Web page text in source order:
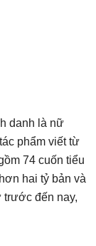
danh là nữ
phẩm viết từ
74 cuốn tiểu
hai tỷ bản và
trước đến nay,